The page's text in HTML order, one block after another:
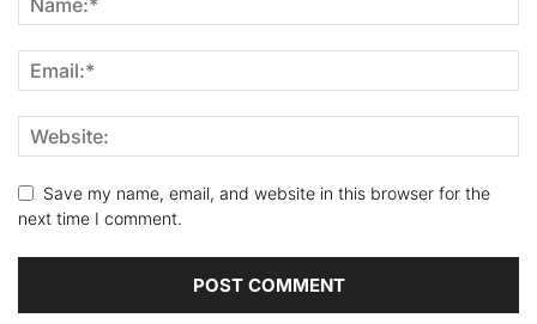
Save my name, email, and website in this browser for the
next time I comment.